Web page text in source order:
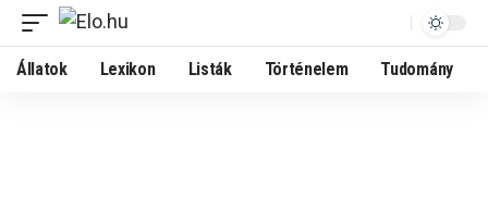
Állatok Lexikon Listák Történelem Tudomány